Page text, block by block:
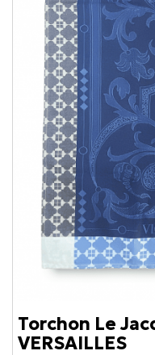
Torchon Le
VERSAILLES